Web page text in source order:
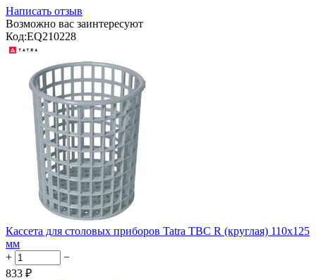
Написать отзыв
Возможно вас заинтересуют
Код:EQ210228
Кассета для столовых приборов Tatra TBC R (круглая) 110х125
мм
+
−
833 ₽